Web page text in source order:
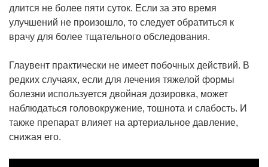
длится не более пяти суток. Если за это время
улучшений не произошло, то следует обратиться к
врачу для более тщательного обследования.
Глаувент практически не имеет побочных действий. В
редких случаях, если для лечения тяжелой формы
болезни используется двойная дозировка, может
наблюдаться головокружение, тошнота и слабость. И
также препарат влияет на артериальное давление,
снижая его.